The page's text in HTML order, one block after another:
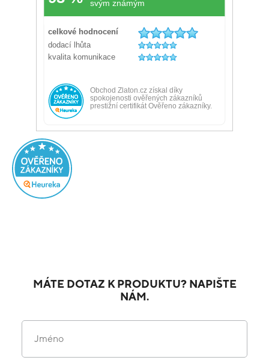
MÁTE DOTAZ K PRODUKTU? NAPIŠTE
NÁM.
Jméno